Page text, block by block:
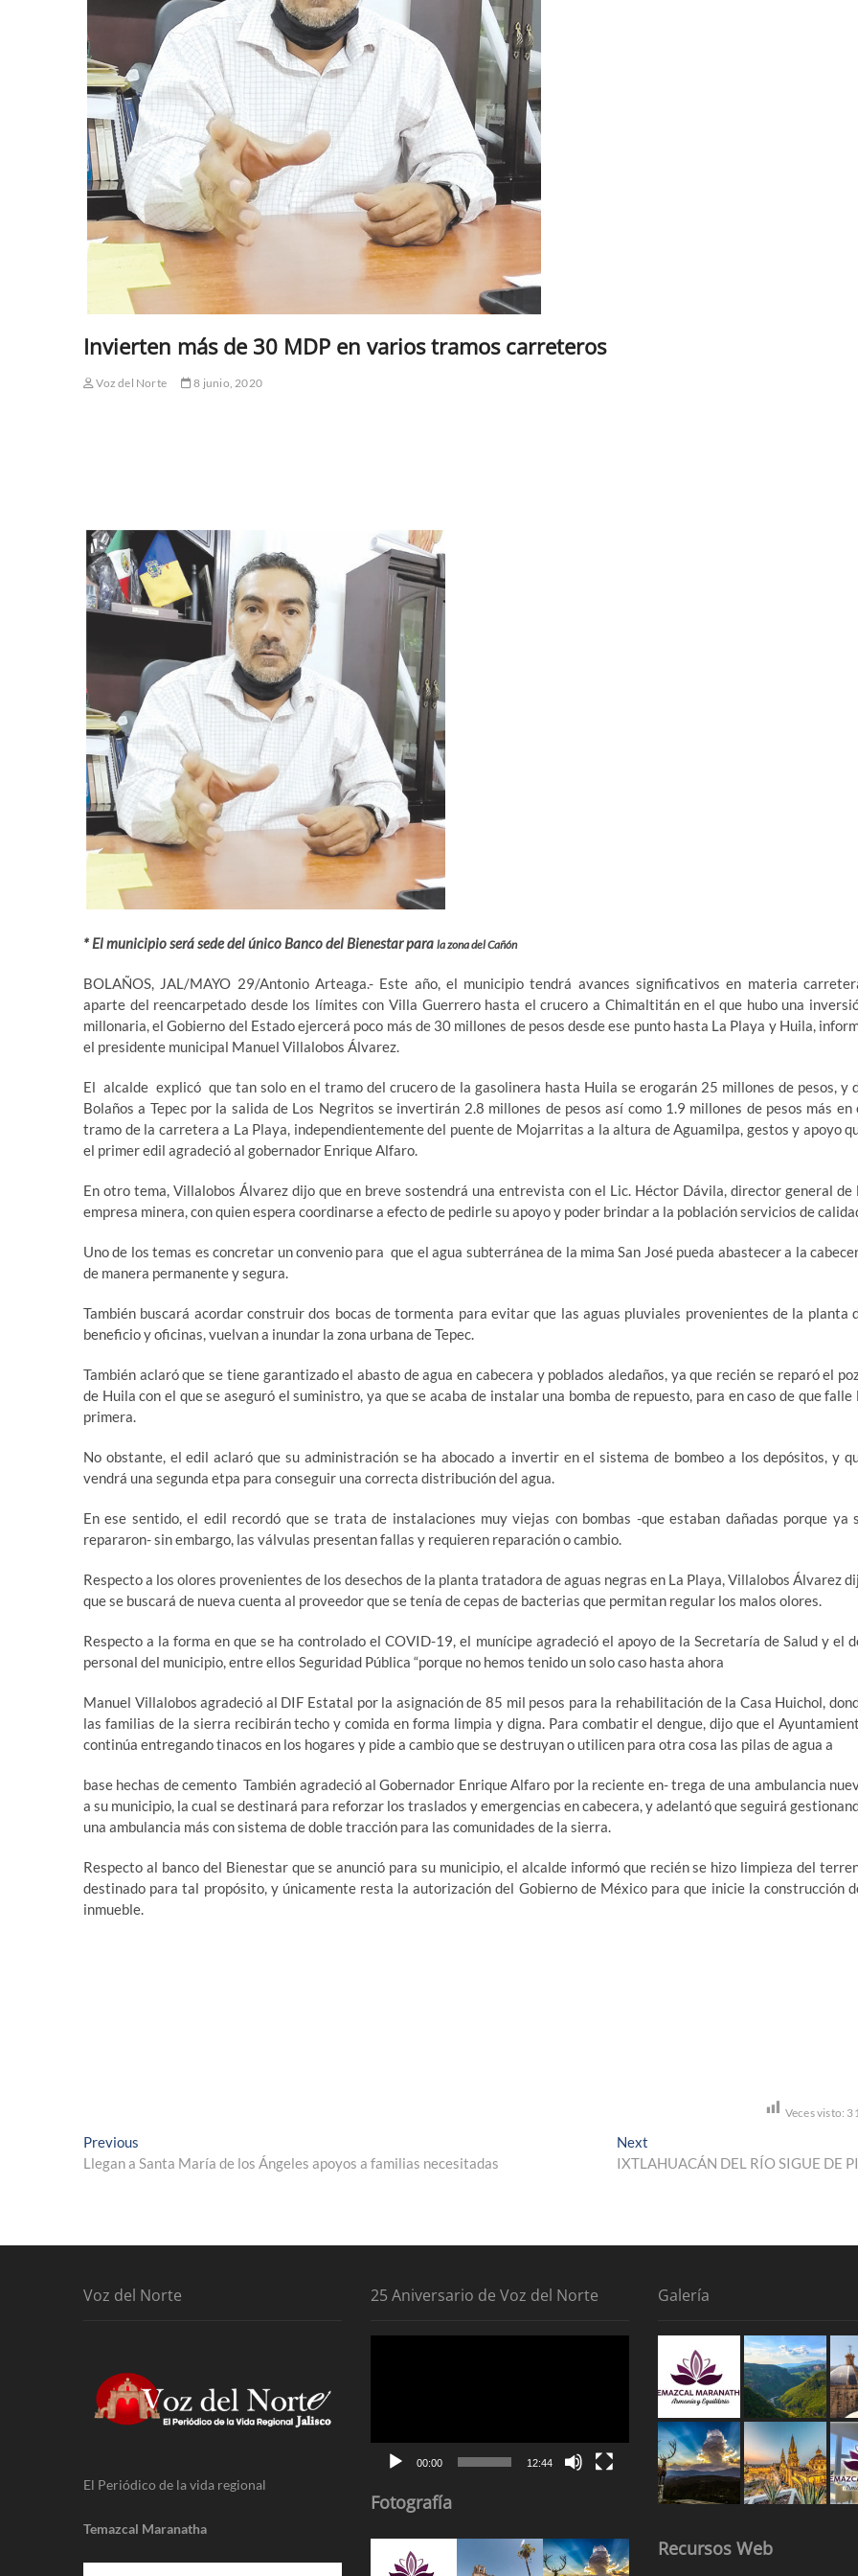
Invierten más de 30 MDP en varios tramos carreteros
Voz del Norte 8 junio, 2020
* El municipio será sede del único Banco del Bienestar para la zona del Cañón
BOLAÑOS, JAL/MAYO 29/Antonio Arteaga.- Este año, el municipio tendrá avances significativos en materia
aparte del reencarpetado desde los límites con Villa Guerrero hasta el crucero a Chimaltitán en el que hubo una
millonaria, el Gobierno del Estado ejercerá poco más de 30 millones de pesos desde ese punto hasta La Playa y Huila,
el presidente municipal Manuel Villalobos Álvarez.
El alcalde explicó que tan solo en el tramo del crucero de la gasolinera hasta Huila se erogarán 25 millones de pesos, y
Bolaños a Tepec por la salida de Los Negritos se invertirán 2.8 millones de pesos así como 1.9 millones de pesos más en
tramo de la carretera a La Playa, independientemente del puente de Mojarritas a la altura de Aguamilpa, gestos y apoyo
el primer edil agradeció al gobernador Enrique Alfaro.
En otro tema, Villalobos Álvarez dijo que en breve sostendrá una entrevista con el Lic. Héctor Dávila, director general de
empresa minera, con quien espera coordinarse a efecto de pedirle su apoyo y poder brindar a la población servicios de
Uno de los temas es concretar un convenio para que el agua subterránea de la mima San José pueda abastecer a la
de manera permanente y segura.
También buscará acordar construir dos bocas de tormenta para evitar que las aguas pluviales provenientes de la planta
beneficio y oficinas, vuelvan a inundar la zona urbana de Tepec.
También aclaró que se tiene garantizado el abasto de agua en cabecera y poblados aledaños, ya que recién se reparó el
de Huila con el que se aseguró el suministro, ya que se acaba de instalar una bomba de repuesto, para en caso de que falle
primera.
No obstante, el edil aclaró que su administración se ha abocado a invertir en el sistema de bombeo a los depósitos, y
vendrá una segunda etpa para conseguir una correcta distribución del agua.
En ese sentido, el edil recordó que se trata de instalaciones muy viejas con bombas -que estaban dañadas porque ya
repararon- sin embargo, las válvulas presentan fallas y requieren reparación o cambio.
Respecto a los olores provenientes de los desechos de la planta tratadora de aguas negras en La Playa, Villalobos Álvarez
que se buscará de nueva cuenta al proveedor que se tenía de cepas de bacterias que permitan regular los malos olores.
Respecto a la forma en que se ha controlado el COVID-19, el munícipe agradeció el apoyo de la Secretaría de Salud y el
personal del municipio, entre ellos Seguridad Pública “porque no hemos tenido un solo caso hasta ahora
Manuel Villalobos agradeció al DIF Estatal por la asignación de 85 mil pesos para la rehabilitación de la Casa Huichol,
las familias de la sierra recibirán techo y comida en forma limpia y digna. Para combatir el dengue, dijo que el
continúa entregando tinacos en los hogares y pide a cambio que se destruyan o utilicen para otra cosa las pilas de agua a
base hechas de cemento También agradeció al Gobernador Enrique Alfaro por la reciente en- trega de una ambulancia
a su municipio, la cual se destinará para reforzar los traslados y emergencias en cabecera, y adelantó que seguirá
una ambulancia más con sistema de doble tracción para las comunidades de la sierra.
Respecto al banco del Bienestar que se anunció para su municipio, el alcalde informó que recién se hizo limpieza del
destinado para tal propósito, y únicamente resta la autorización del Gobierno de México para que inicie la construcción
inmueble.
Veces visto:
Navegación
de
Previous
post:
Llegan a Santa María de los Ángeles apoyos a familias necesitadas
Next
post:
IXTLAHUACÁN DEL RÍO SIGUE DE
Voz del Norte
El Periódico de la vida regional
Temazcal Maranatha
25 Aniversario de Voz del Norte
00:00 12:44
Fotografía
Galería
Recursos Web